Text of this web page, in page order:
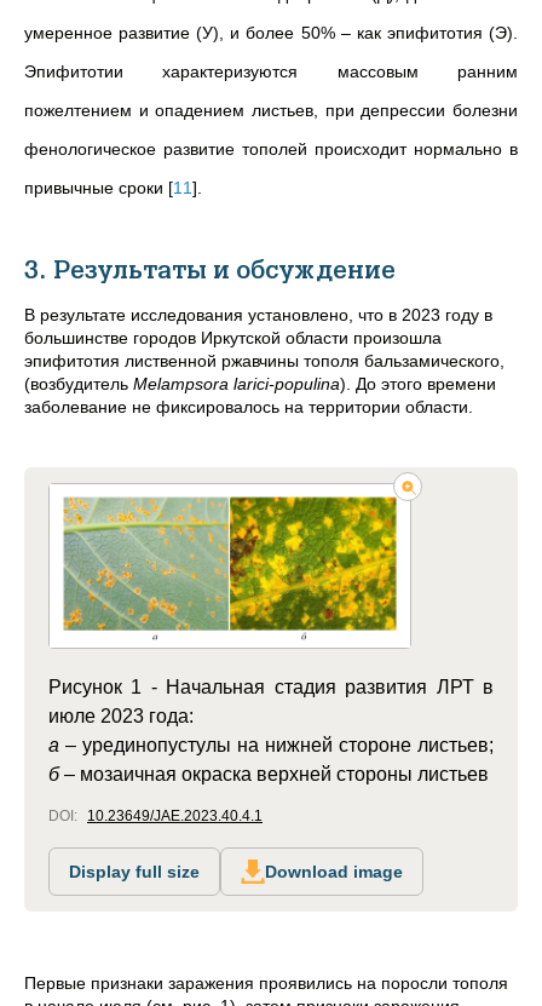
умеренное развитие (У), и более 50% – как эпифитотия (Э).
Эпифитотии характеризуются массовым ранним
пожелтением и опадением листьев, при депрессии болезни
фенологическое развитие тополей происходит нормально в
привычные сроки [11]
3. Результаты и обсуждение
В результате исследования установлено, что в 2023 году в
большинстве городов Иркутской области произошла
эпифитотия лиственной ржавчины тополя бальзамического,
(возбудитель Melampsora larici-populina).
До этого времени
заболевание не фиксировалось на территории области.
Рисунок 1 - Начальная стадия развития ЛРТ в
июле 2023 года:
а – урединопустулы на нижней стороне листьев;
б– мозаичная окраска верхней стороны листьев
DOI: 10.23649/JAE.2023.40.4.1
Display full size Download image
Первые признаки заражения проявились на поросли тополя